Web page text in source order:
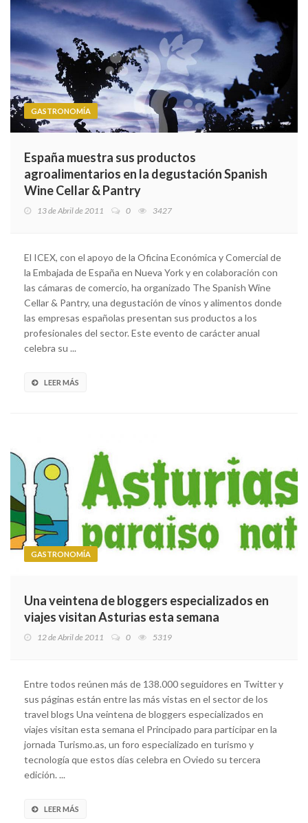
GASTRONOMÍA
España muestra sus productos
agroalimentarios en la degustación Spanish
Wine Cellar & Pantry
13 de Abril de 2011 0 3427
El ICEX, con el apoyo de la Oficina Económica y Comercial de
la Embajada de España en Nueva York y en colaboración con
las cámaras de comercio, ha organizado The Spanish Wine
Cellar & Pantry, una degustación de vinos y alimentos donde
las empresas españolas presentan sus productos a los
profesionales del sector. Este evento de carácter anual
celebra su ...
LEER MÁS
GASTRONOMÍA
Una veintena de bloggers especializados en
viajes visitan Asturias esta semana
12 de Abril de 2011 0 5319
Entre todos reúnen más de 138.000 seguidores en Twitter y
sus páginas están entre las más vistas en el sector de los
travel blogs Una veintena de bloggers especializados en
viajes visitan esta semana el Principado para participar en la
jornada Turismo.as, un foro especializado en turismo y
tecnología que estos días celebra en Oviedo su tercera
edición. ...
LEER MÁS